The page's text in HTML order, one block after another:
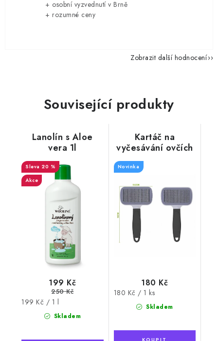
+ osobní vyzvednutí v Brně
+ rozumné ceny
Zobrazit další hodnocení
Související produkty
Lanolín s Aloe
vera 1l
20 %
Akce
Skladem
199 Kč
250 Kč
Měrná
199 Kč / 1 l
Kartáč na
vyčesávání ovčích
kožešin, jemný
Novinka
Skladem
180 Kč
Měrná
180 Kč / 1 ks